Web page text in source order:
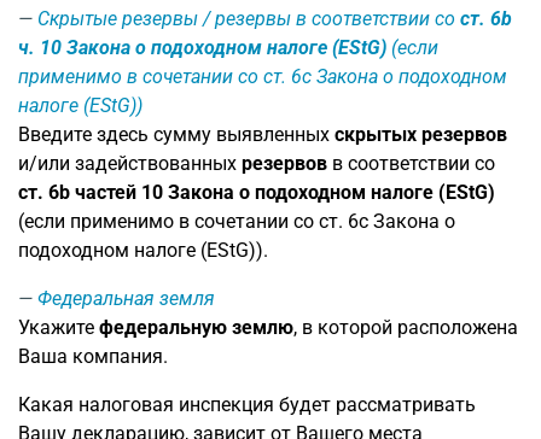
Скрытые резервы / резервы в соответствии со ст. 6b
ч. 10 Закона о подоходном налоге (EStG) (если
применимо в сочетании со ст. 6c Закона о подоходном
налоге (EStG))
Введите здесь сумму выявленных скрытых резервов
и/или задействованных резервов в соответствии со
ст. 6b частей 10 Закона о подоходном налоге (EStG)
(если применимо в сочетании со ст. 6c Закона о
подоходном налоге (EStG)).
Федеральная земля
Укажите федеральную землю, в которой расположена
Ваша компания.
Какая налоговая инспекция будет рассматривать
Вашу декларацию, зависит от Вашего места